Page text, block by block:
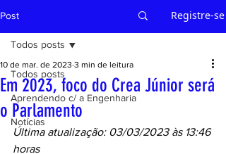
Post Registre-se
Todos posts
Aprendendo c/ a Engenharia
Notícias
Todos posts
Em 2023, foco do Crea Júnior será
o Parlamento
10 de mar. de 2023 3 min de leitura
Última atualização: 03/03/2023 às 13:46
horas